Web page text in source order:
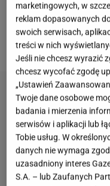
szemrany grzyb,
zwie się borowikiem
przynajmniej dwa.
marketingowych, w
reklam dopasowanych
swoich serwisach,
treści w nich
Jeśli nie chcesz wyrazić
chcesz wycofać zgodę
„Ustawień
Twoje dane osobowe
badania i mierzenia
serwisów i aplikacji lub
Tobie usług. W
danych nie wymaga
uzasadniony interes
S.A. – lub Zaufanych